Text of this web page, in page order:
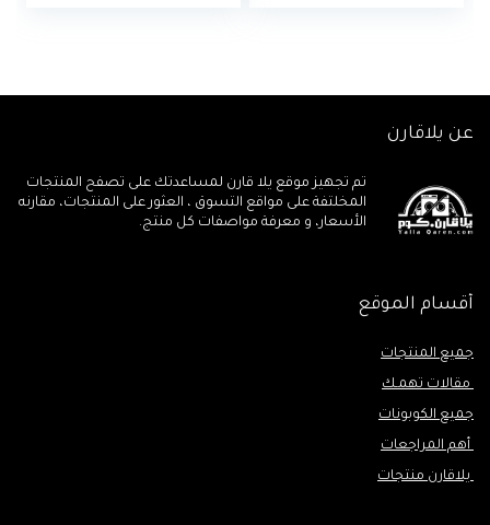
عن يلاقارن
تم تجهيز موقع يلا قارن لمساعدتك على تصفح المنتجات
المخلتفة على مواقع التسوق ، العثور على المنتجات، مقارنه
الأسعار، و معرفة مواصفات كل منتج.
أقسام الموقع
جميع المنتجات
مقالات تهمـك
جميع الكوبونات
أهم المراجعات
يلاقارن منتجات